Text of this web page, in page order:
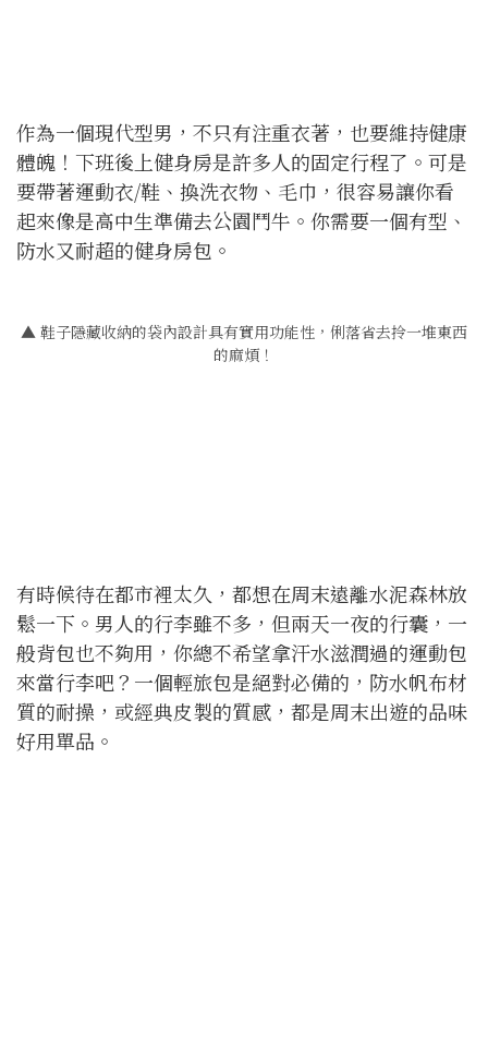
作為一個現代型男，不只有注重衣著，也要維持健康
體魄！下班後上健身房是許多人的固定行程了。可是
要帶著運動衣/鞋、換洗衣物、毛巾，很容易讓你看
起來像是高中生準備去公園鬥牛。你需要一個有型、
防水又耐超的健身房包。
▲ 鞋子隱藏收納的袋內設計具有實用功能性，俐落省去拎一堆東西
的麻煩！
有時候待在都市裡太久，都想在周末遠離水泥森林放
鬆一下。男人的行李雖不多，但兩天一夜的行囊，一
般背包也不夠用，你總不希望拿汗水滋潤過的運動包
來當行李吧？一個輕旅包是絕對必備的，防水帆布材
質的耐操，或經典皮製的質感，都是周末出遊的品味
好用單品。